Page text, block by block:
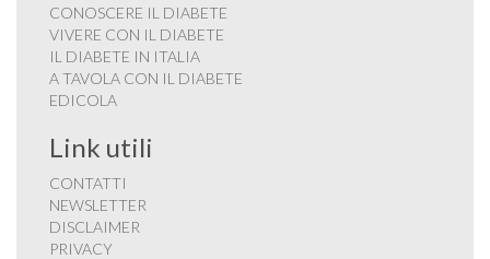
CONOSCERE IL DIABETE
VIVERE CON IL DIABETE
IL DIABETE IN ITALIA
A TAVOLA CON IL DIABETE
EDICOLA
Link utili
CONTATTI
NEWSLETTER
DISCLAIMER
PRIVACY